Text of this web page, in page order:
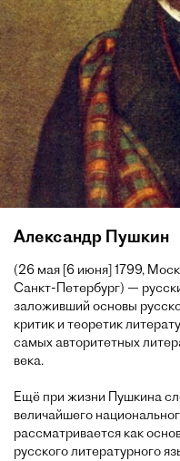
Александр Пушкин
(26 мая [6 июня] 1799,
Санкт-Петербург) —
заложивший основы
критик и теоретик
самых авторитетных
века.
Ещё при жизни Пушкина
величайшего
рассматривается как
русского литературного